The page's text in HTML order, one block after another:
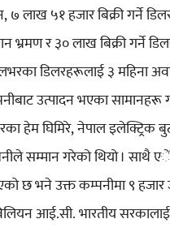
७ लाख ५१ हजार बिक्री गर्ने
र ३० लाख बिक्री गर्ने
डिलरहरूलाई ३ महिना
उत्पादन भएका सामानहरू
हेम घिमिरे, नेपाल
सम्मान गरेको थियो ।
छ भने उक्त कम्पनीमा ९ हजार
आई.सी. भारतीय